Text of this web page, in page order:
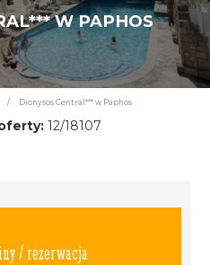
W PAPHOS
/ Dionysos Central*** w Paphos
12/18107
/ rezerwacja